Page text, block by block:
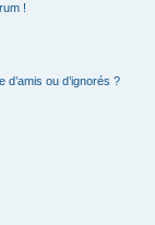
!
ou d’ignorés ?